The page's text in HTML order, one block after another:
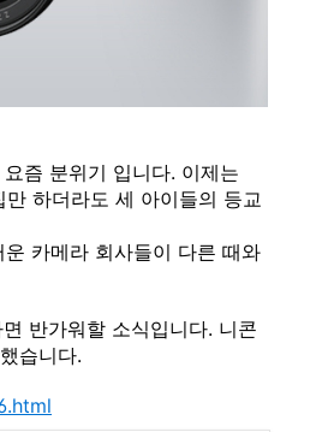
즘 분위기 입니다. 이제는
하더라도 세 아이들의 등교
카메라 회사들이 다른 때와
반가워할 소식입니다. 니콘
습니다.